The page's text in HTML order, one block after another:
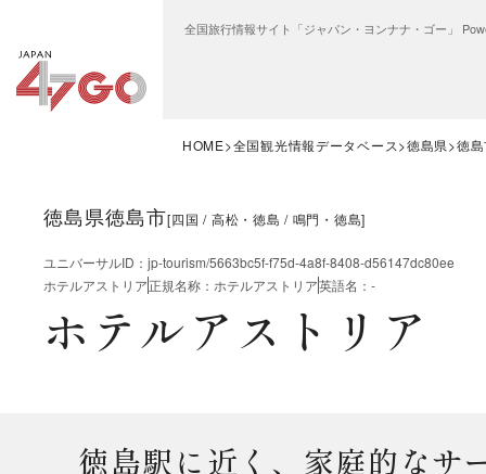
全国旅行情報サイト「ジャパン・ヨンナナ・ゴー」
HOME 全国観光情報データベース 徳島県 徳
徳島県徳島市[四国 高松・徳島 鳴門・徳島]
ユニバーサルID ： jp-tourism/5663bc5f-f75d-4a8f-8408-d56147dc80ee
ホテルアストリア正規名称 ： ホテルアストリア英語名 ： -
ホテルアストリア
徳島駅に近く、家庭的なサ